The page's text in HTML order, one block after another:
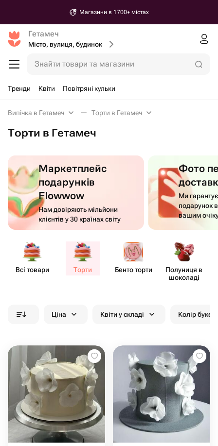
Магазини в 1700+ містах
Гетамеч
Місто, вулиця, будинок
Знайти товари та магазини
Тренди Квіти Повітряні кульки
Випічка в Гетамеч Торти в Гетамеч
Торти в Гетамеч
Маркетплейс
подарунків
Flowwow
Нам довіряють мільйони
клієнтів у 30 країнах світу
Фото
Ми
подарунок
вашим
Всі товари Торти Бенто торти
Полуниця в
шоколаді
Ціна Квіти у складі Колір